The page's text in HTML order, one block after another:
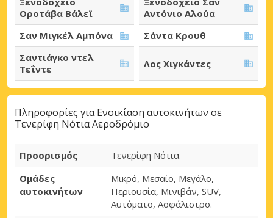
Οροτάβα Βάλεϊ
Αντόνιο Αλούα
Σαν Μιγκέλ Αμπόνα
Σάντα Κρουθ
Σαντιάγκο ντελ
Τεΐντε
Λος Χιγκάντες
Πληροφορίες για Ενοικίαση αυτοκινήτων σε
Τενερίφη Νότια Αεροδρόμιο
Προορισμός
Τενερίφη Νότια
Ομάδες
αυτοκινήτων
Μικρό, Μεσαίο, Μεγάλο,
Περιουσία, Μινιβάν, SUV,
Αυτόματο, Ασφάλιστρο.